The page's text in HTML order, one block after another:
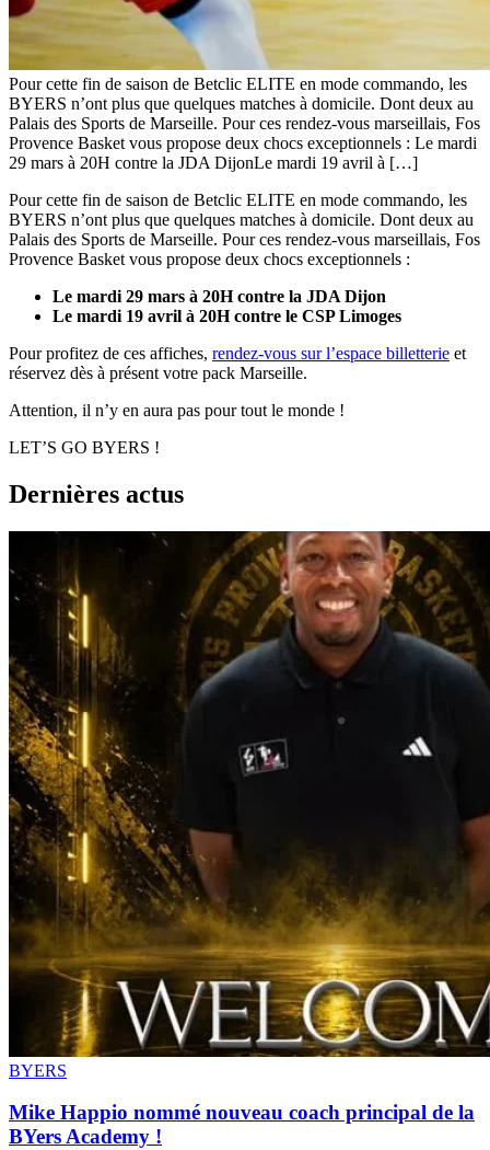
Pour cette fin de saison de Betclic ELITE en mode commando, les
BYERS n’ont plus que quelques matches à domicile. Dont deux au
Palais des Sports de Marseille. Pour ces rendez-vous marseillais, Fos
Provence Basket vous propose deux chocs exceptionnels : Le mardi
29 mars à 20H contre la JDA DijonLe mardi 19 avril à […]
Pour cette fin de saison de Betclic ELITE en mode commando, les
BYERS n’ont plus que quelques matches à domicile. Dont deux au
Palais des Sports de Marseille. Pour ces rendez-vous marseillais, Fos
Provence Basket vous propose deux chocs exceptionnels :
Le mardi 29 mars à 20H contre la JDA Dijon
Le mardi 19 avril à 20H contre le CSP Limoges
Pour profitez de ces affiches, rendez-vous sur l’espace billetterie et
réservez dès à présent votre pack Marseille.
Attention, il n’y en aura pas pour tout le monde !
LET’S GO BYERS !
Dernières actus
BYERS
Mike Happio nommé nouveau coach principal de la
BYers Academy !